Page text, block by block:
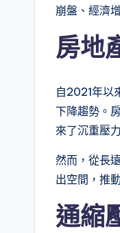
崩盤、經濟
房地
自2021年以
下降趨勢。
來了沉重壓
然而，從長
出空間，推
通縮